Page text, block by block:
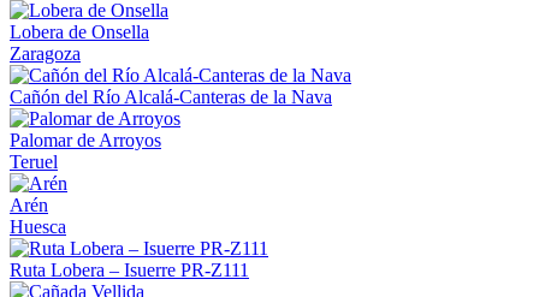
Lobera de Onsella
Zaragoza
Cañón del Río Alcalá-Canteras de la Nava
Palomar de Arroyos
Teruel
Arén
Huesca
Ruta Lobera – Isuerre PR-Z111